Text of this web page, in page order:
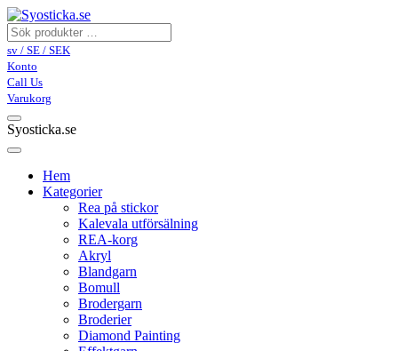
sv / SE / SEK
Konto
Call Us
Varukorg
Syosticka.se
Hem
Kategorier
Rea på stickor
Kalevala utförsälning
REA-korg
Akryl
Blandgarn
Bomull
Brodergarn
Broderier
Diamond Painting